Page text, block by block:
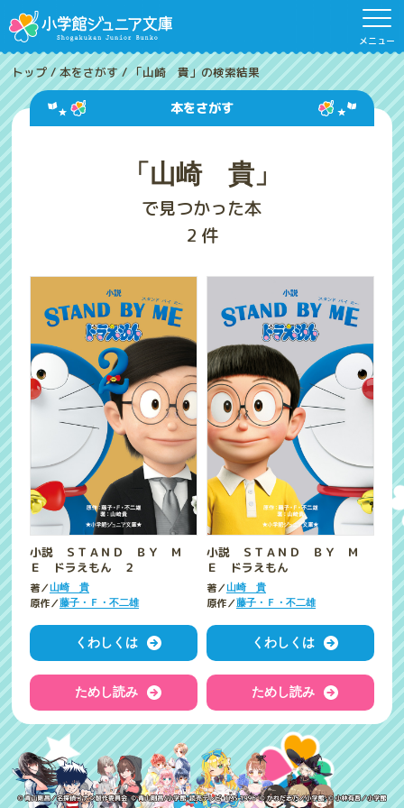
メニュー
トップ /本をさがす /「山崎 貴」の検索結果
本をさがす
「山崎 貴」
で見つかった本
2 件
小説 ＳＴＡＮＤ ＢＹ Ｍ
Ｅ ドラえもん ２
著／山崎 貴
原作／藤子・Ｆ・不二雄
くわしくは
ためし読み
小説 ＳＴＡＮＤ ＢＹ Ｍ
Ｅ ドラえもん
著／山崎 貴
原作／藤子・Ｆ・不二雄
くわしくは
ためし読み